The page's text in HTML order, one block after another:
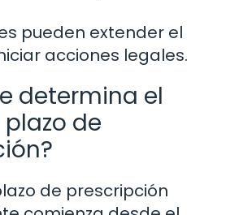
pueden extender el
acciones legales.
determina el
de
de prescripción